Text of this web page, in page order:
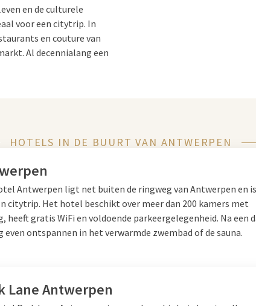
en de culturele
voor een citytrip. In
en couture van
Al decennialang een
centrum van
stad en ontdek
uit de 14e eeuw met
Of plan een dagje uit naar
De Konink geeft
wordt gebrouwen. Bij het
Hier wordt wereldwijd
de vele
HOTELS IN DE BUURT VAN ANTWERPEN
Antwerpen ligt net buiten de ringweg van Antwerpen en
citytrip. Het hotel beschikt over meer dan 200 kamers met
heeft gratis WiFi en voldoende parkeergelegenheid. Na een
even ontspannen in het verwarmde zwembad of de sauna.
Lane Antwerpen